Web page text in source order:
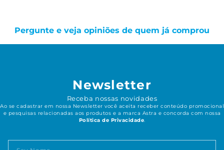
Pergunte e veja opiniões de quem já comprou
Newsletter
Receba nossas novidades
Ao se cadastrar em nossa Newsletter você aceita receber conteúdo promocional
e pesquisas relacionadas aos produtos e a marca Astra e concorda com nossa
Política de Privacidade